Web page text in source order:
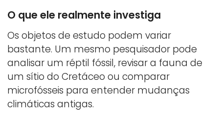
O que ele realmente investiga
Os objetos de estudo podem variar
bastante. Um mesmo pesquisador pode
analisar um réptil fóssil, revisar a fauna de
um sítio do Cretáceo ou comparar
microfósseis para entender mudanças
climáticas antigas.